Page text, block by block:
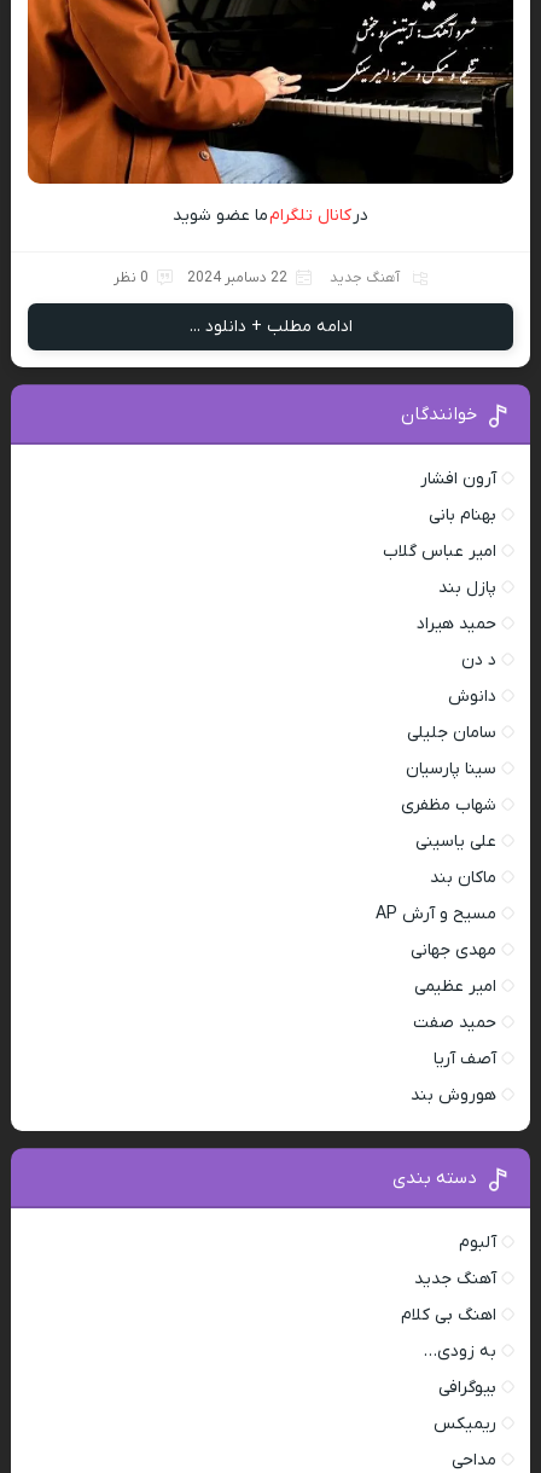
درکانال تلگرامما عضو شوید
آهنگ جدید 22 دسامبر 2024 0 نظر
ادامه مطلب + دانلود ...
خوانندگان
آرون افشار
بهنام بانی
امیر عباس گلاب
پازل بند
حمید هیراد
د دن
دانوش
سامان جلیلی
سینا پارسیان
شهاب مظفری
علی یاسینی
ماکان بند
مسیح و آرش AP
مهدی جهانی
امیر عظیمی
حمید صفت
آصف آریا
هوروش بند
دسته بندی
آلبوم
آهنگ جدید
اهنگ بی کلام
به زودی…
بیوگرافی
ریمیکس
مداحی